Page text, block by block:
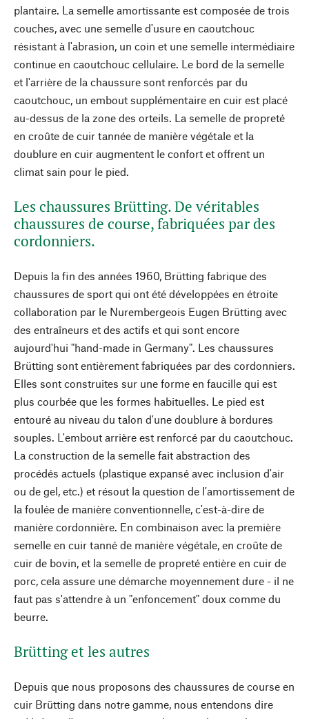
plantaire. La semelle amortissante est composée de trois
couches, avec une semelle d'usure en caoutchouc
résistant à l'abrasion, un coin et une semelle intermédiaire
continue en caoutchouc cellulaire. Le bord de la semelle
et l'arrière de la chaussure sont renforcés par du
caoutchouc, un embout supplémentaire en cuir est placé
au-dessus de la zone des orteils. La semelle de propreté
en croûte de cuir tannée de manière végétale et la
doublure en cuir augmentent le confort et offrent un
climat sain pour le pied.
Les chaussures Brütting. De véritables
chaussures de course, fabriquées par des
cordonniers.
Depuis la fin des années 1960, Brütting fabrique des
chaussures de sport qui ont été développées en étroite
collaboration par le Nurembergeois Eugen Brütting avec
des entraîneurs et des actifs et qui sont encore
aujourd'hui "hand-made in Germany". Les chaussures
Brütting sont entièrement fabriquées par des cordonniers.
Elles sont construites sur une forme en faucille qui est
plus courbée que les formes habituelles. Le pied est
entouré au niveau du talon d'une doublure à bordures
souples. L'embout arrière est renforcé par du caoutchouc.
La construction de la semelle fait abstraction des
procédés actuels (plastique expansé avec inclusion d'air
ou de gel, etc.) et résout la question de l'amortissement de
la foulée de manière conventionnelle, c'est-à-dire de
manière cordonnière. En combinaison avec la première
semelle en cuir tanné de manière végétale, en croûte de
cuir de bovin, et la semelle de propreté entière en cuir de
porc, cela assure une démarche moyennement dure - il ne
faut pas s'attendre à un "enfoncement" doux comme du
beurre.
Brütting et les autres
Depuis que nous proposons des chaussures de course en
cuir Brütting dans notre gamme, nous entendons dire